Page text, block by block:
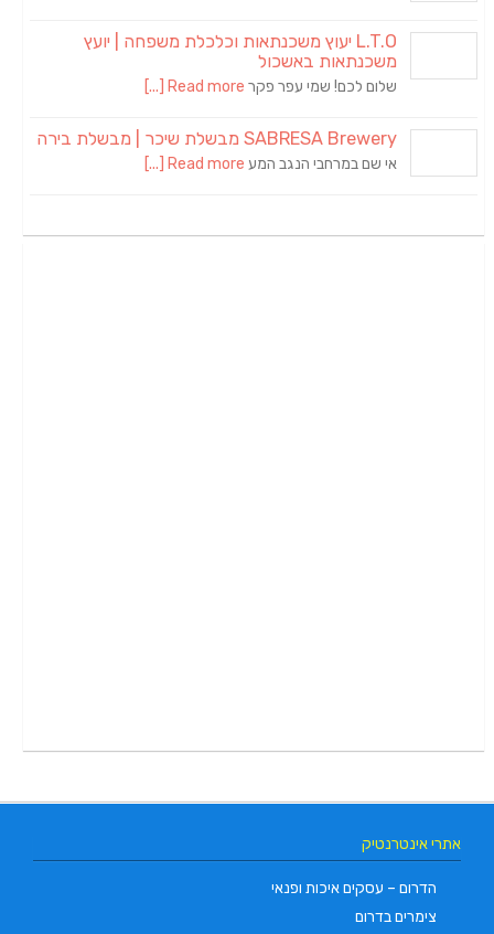
L.T.O יעוץ משכנתאות וכלכלת משפחה | יועץ
משכנתאות באשכול
שלום לכם! שמי עפר פקר Read more [...]
SABRESA Brewery מבשלת שיכר | מבשלת בירה
אי שם במרחבי הנגב המע Read more [...]
אתרי אינטרנטיק
הדרום – עסקים איכות ופנאי
צימרים בדרום